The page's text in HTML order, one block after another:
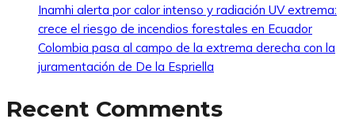
Inamhi alerta por calor intenso y radiación UV extrema:
crece el riesgo de incendios forestales en Ecuador
Colombia pasa al campo de la extrema derecha con la
juramentación de De la Espriella
Recent Comments